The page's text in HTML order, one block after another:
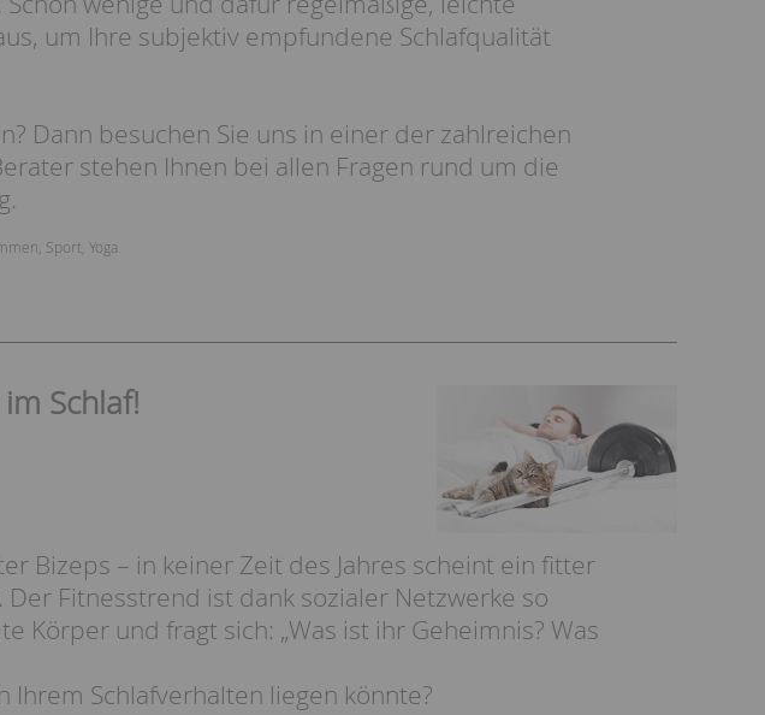
um Ihre subjektiv empfundene Schlafqualität
Dann besuchen Sie uns in einer der zahlreichen
stehen Ihnen bei allen Fragen rund um die
Sport Yoga
Schlaf!
Bizeps – in keiner Zeit des Jahres scheint ein fitter
Fitnesstrend ist dank sozialer Netzwerke so
Körper und fragt sich: „Was ist ihr Geheimnis? Was
Ihrem Schlafverhalten liegen könnte?